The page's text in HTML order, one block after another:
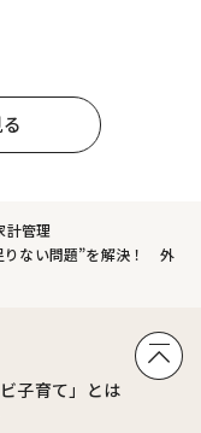
計管理
りない問題”を解決！ 外
ビ子育て」とは